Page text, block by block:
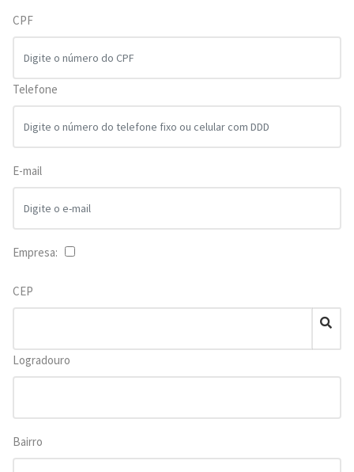
CPF
Telefone
E-mail
Empresa:
CEP
Logradouro
Bairro